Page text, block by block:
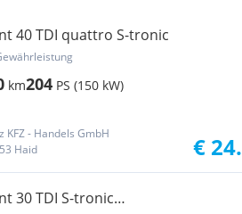
40 TDI quattro S-tronic
km204 PS (150 kW)
KFZ - Handels GmbH
Haid
€
30 TDI S-tronic